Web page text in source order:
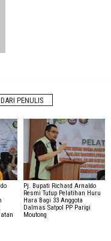
PENULIS
Pj. Bupati Richard Arnaldo
Resmi Tutup Pelatihan Huru
Hara Bagi 33 Anggota
Dalmas Satpol PP Parigi
Moutong